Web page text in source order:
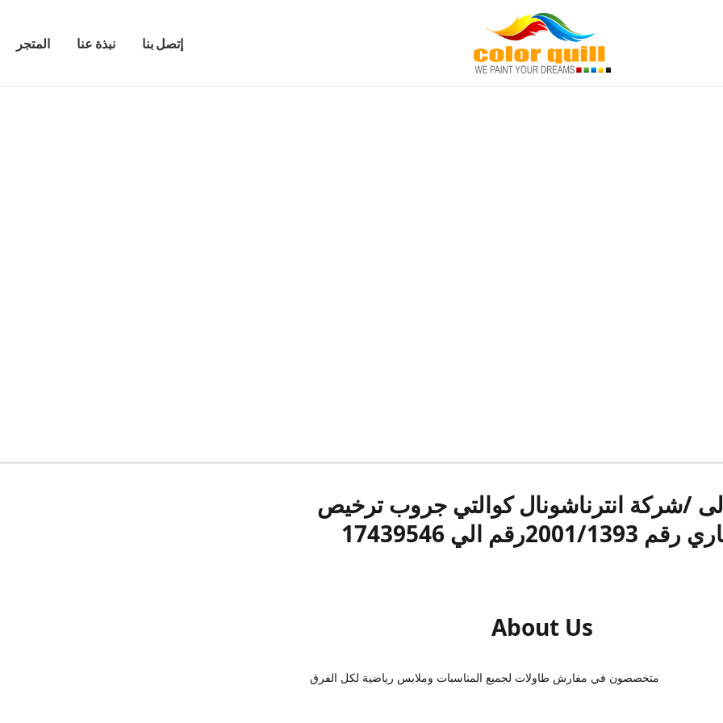
المتجر نبذة عنا إتصل بنا
/شركة انترناشونال كوالتي جروب ترخيص
2001/1393رقم الي 17439546
About Us
متخصصون في مفارش طاولات لجميع المناسبات وملابس رياضية لكل الفرق